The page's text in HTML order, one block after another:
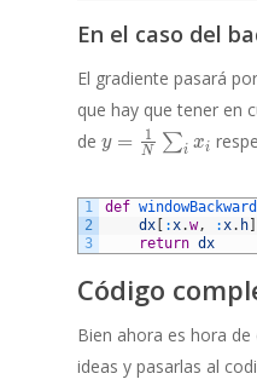
En el caso del
El gradiente pasará
que hay que tener en
de y =
\frac{1}
\sum_i
y = N
1 ∑i xi
1
2
3
def
dx
:x.w, :x. h
return dx
Código
Bien ahora es hora
ideas y pasarlas al